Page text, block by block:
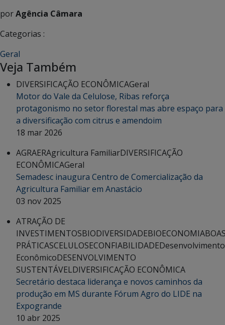
porAgência Câmara
Categorias :
Geral
Veja Também
DIVERSIFICAÇÃO ECONÔMICAGeral
Motor do Vale da Celulose, Ribas reforça
protagonismo no setor florestal mas abre espaço para
a diversificação com citrus e amendoim
18 mar 2026
AGRAERAgricultura FamiliarDIVERSIFICAÇÃO
ECONÔMICAGeral
Semadesc inaugura Centro de Comercialização da
Agricultura Familiar em Anastácio
03 nov 2025
ATRAÇÃO DE
INVESTIMENTOSBIODIVERSIDADEBIOECONOMIA
PRÁTICASCELULOSECONFIABILIDADEDesenvolvimento
EconômicoDESENVOLVIMENTO
SUSTENTÁVELDIVERSIFICAÇÃO ECONÔMICA
Secretário destaca liderança e novos caminhos da
produção em MS durante Fórum Agro do LIDE na
Expogrande
10 abr 2025